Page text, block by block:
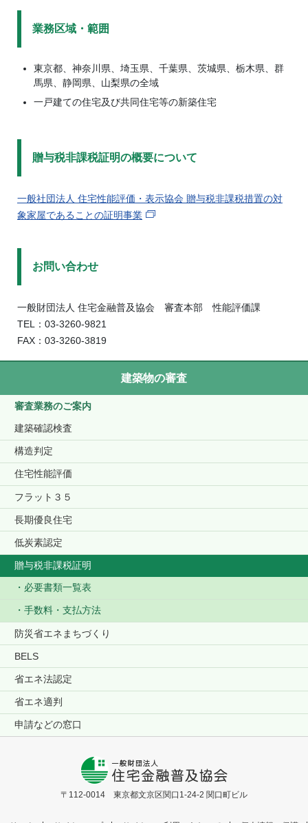
業務区域・範囲
東京都、神奈川県、埼玉県、千葉県、茨城県、栃木県、群
馬県、静岡県、山梨県の全域
一戸建ての住宅及び共同住宅等の新築住宅
贈与税非課税証明の概要について
一般社団法人 住宅性能評価・表示協会 贈与税非課税措置の対
象家屋であることの証明事業
お問い合わせ
一般財団法人 住宅金融普及協会 審査本部 性能評価課
TEL：03-3260-9821
FAX：03-3260-3819
建築物の審査
審査業務のご案内
建築確認検査
構造判定
住宅性能評価
フラット３５
長期優良住宅
低炭素認定
贈与税非課税証明
必要書類一覧表
手数料・支払方法
防災省エネまちづくり
BELS
省エネ法認定
省エネ適判
申請などの窓口
〒112-0014 東京都文京区関口1-24-2 関口町ビル